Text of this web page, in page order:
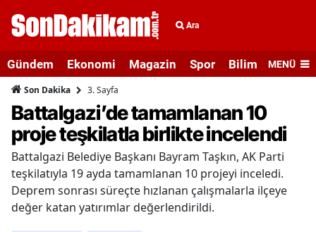
Ara
Gündem Ekonomi Magazin Spor Bilim veMENÜ
Son Dakika 3. Sayfa
Battalgazi’de tamamlanan 10
proje teşkilatla birlikte incelendi
Battalgazi Belediye Başkanı Bayram Taşkın, AK Parti
teşkilatıyla 19 ayda tamamlanan 10 projeyi inceledi.
Deprem sonrası süreçte hızlanan çalışmalarla ilçeye
değer katan yatırımlar değerlendirildi.